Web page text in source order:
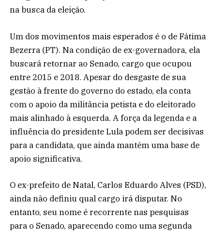
na busca da eleição.
Um dos movimentos mais esperados é o de Fátima
Bezerra (PT). Na condição de ex-governadora, ela
buscará retornar ao Senado, cargo que ocupou
entre 2015 e 2018. Apesar do desgaste de sua
gestão à frente do governo do estado, ela conta
com o apoio da militância petista e do eleitorado
mais alinhado à esquerda. A força da legenda e a
influência do presidente Lula podem ser decisivas
para a candidata, que ainda mantém uma base de
apoio significativa.
O ex-prefeito de Natal, Carlos Eduardo Alves (PSD),
ainda não definiu qual cargo irá disputar. No
entanto, seu nome é recorrente nas pesquisas
para o Senado, aparecendo como uma segunda